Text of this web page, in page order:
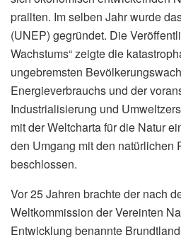
prallten. Im selben Jahr wurde
(UNEP) gegründet. Die
Wachstums“ zeigte die
ungebremsten
Energieverbrauchs und der
Industrialisierung und
mit der Weltcharta für die Natur
den Umgang mit den natürlichen
beschlossen.
Vor 25 Jahren brachte der nach
Weltkommission der Vereinten
Entwicklung benannte